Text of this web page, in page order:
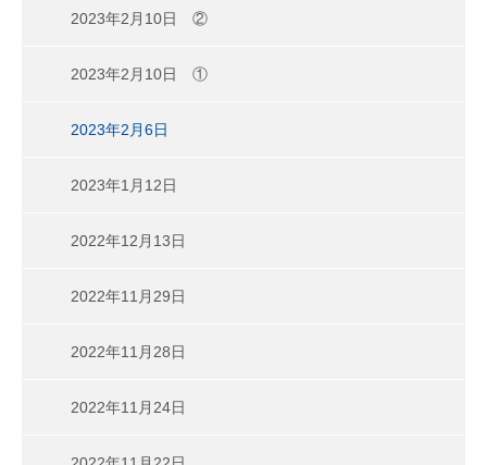
2023年2月10日 ②
2023年2月10日 ①
2023年2月6日
2023年1月12日
2022年12月13日
2022年11月29日
2022年11月28日
2022年11月24日